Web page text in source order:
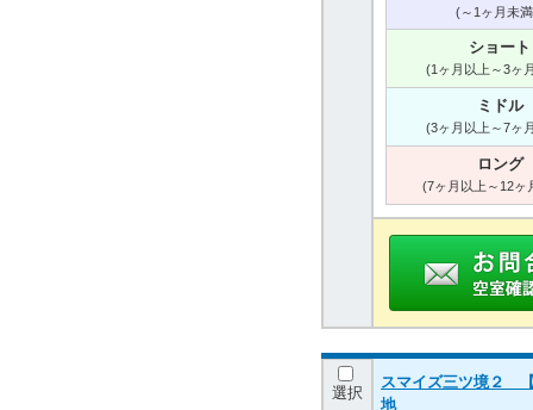
(～1ヶ月未
ショート
(1ヶ月以上～3ヶ
ミドル
(3ヶ月以上～7ヶ
ロング
(7ヶ月以上～12ヶ
選択
スマイズ三ツ境２
地